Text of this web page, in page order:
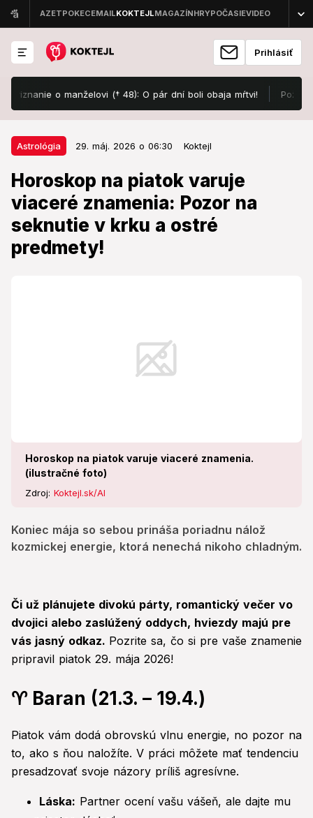
Prihlásiť
o manželovi († 48): O pár dní boli obaja mŕtvi! Požiar vo
Astrológia 29. máj. 2026 o 06:30 Koktejl
Horoskop na piatok varuje
viaceré znamenia: Pozor na
seknutie v krku a ostré
predmety!
Horoskop na piatok varuje viaceré znamenia.
(ilustračné foto)
Zdroj: Koktejl.sk/AI
Koniec mája so sebou prináša poriadnu nálož
kozmickej energie, ktorá nenechá nikoho chladným.
Astrológia 29. máj. 2026 o 06:30
Horoskop na piatok varuje viaceré
znamenia: Pozor na seknutie v
krku a ostré predmety!
Koniec mája so sebou prináša poriadnu nálož
kozmickej energie, ktorá nenechá nikoho chladným.
Či už plánujete divokú párty, romantický večer vo
dvojici alebo zaslúžený oddych, hviezdy majú pre
vás jasný odkaz. Pozrite sa, čo si pre vaše znamenie
pripravil piatok 29. mája 2026!
♈ Baran (21.3. – 19.4.)
Piatok vám dodá obrovskú vlnu energie, no pozor na
to, ako s ňou naložíte. V práci môžete mať tendenciu
presadzovať svoje názory príliš agresívne.
Láska: Partner ocení vašu vášeň, ale dajte mu